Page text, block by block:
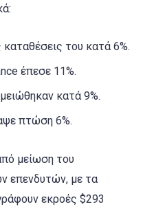
καταθέσεις του κατά 6%.
έπεσε 11%.
κατά 9%.
πτώση 6%.
μείωση του
επενδυτών, με τα
εκροές $293